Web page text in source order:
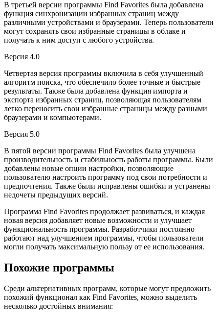
В третьей версии программы Find Favorites была добавлена
функция синхронизации избранных страниц между
различными устройствами и браузерами. Теперь пользователи
могут сохранять свои избранные страницы в облаке и
получать к ним доступ с любого устройства.
Версия 4.0
Четвертая версия программы включила в себя улучшенный
алгоритм поиска, что обеспечило более точные и быстрые
результаты. Также была добавлена функция импорта и
экспорта избранных страниц, позволяющая пользователям
легко переносить свои избранные страницы между разными
браузерами и компьютерами.
Версия 5.0
В пятой версии программы Find Favorites была улучшена
производительность и стабильность работы программы. Были
добавлены новые опции настройки, позволяющие
пользователю настроить программу под свои потребности и
предпочтения. Также были исправлены ошибки и устранены
недочеты предыдущих версий.
Программа Find Favorites продолжает развиваться, и каждая
новая версия добавляет новые возможности и улучшает
функциональность программы. Разработчики постоянно
работают над улучшением программы, чтобы пользователи
могли получать максимальную пользу от ее использования.
Похожие программы
Среди альтернативных программ, которые могут предложить
похожий функционал как Find Favorites, можно выделить
несколько достойных внимания: